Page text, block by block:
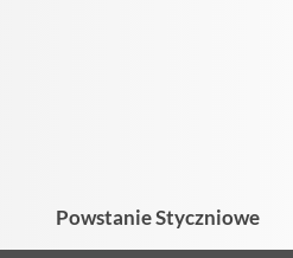
Powstanie Styczniowe